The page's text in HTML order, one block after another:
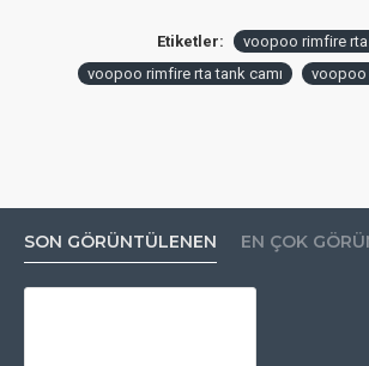
Etiketler:
voopoo rimfire rta
voopoo rimfire rta tank camı
voopoo
SON GÖRÜNTÜLENEN EN ÇOK